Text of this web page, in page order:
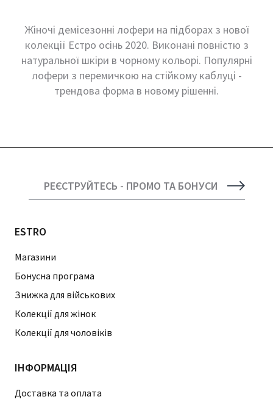
Жіночі демісезонні лофери на підборах з нової
колекції Естро осінь 2020. Виконані повністю з
натуральної шкіри в чорному кольорі. Популярні
лофери з перемичкою на стійкому каблуці -
трендова форма в новому рішенні.
РЕЄСТРУЙТЕСЬ - ПРОМО ТА БОНУСИ
ESTRO
Магазини
Бонусна програма
Знижка для військових
Колекції для жінок
Колекції для чоловіків
ІНФОРМАЦІЯ
Доставка та оплата